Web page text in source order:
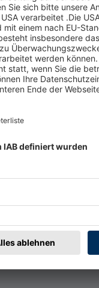
Rechtliches
Impressum